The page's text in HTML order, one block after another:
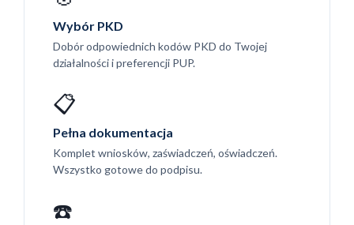
Wybór PKD
Dobór odpowiednich kodów PKD do Twojej
działalności i preferencji PUP.
📋
Pełna dokumentacja
Komplet wniosków, zaświadczeń, oświadczeń.
Wszystko gotowe do podpisu.
☎️